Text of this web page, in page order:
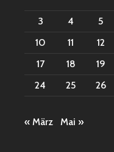
3
4 5
10
11 12
17
18 19
24
25 26
« März Mai »